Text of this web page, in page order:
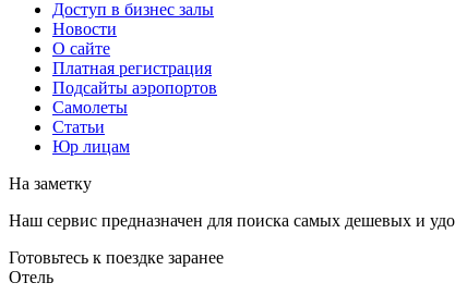
Доступ в бизнес залы
Новости
О сайте
Платная регистрация
Подсайты аэропортов
Самолеты
Статьи
Юр лицам
На заметку
Наш сервис предназначен для поиска самых дешевых и
Готовьтесь к поездке заранее
Отель